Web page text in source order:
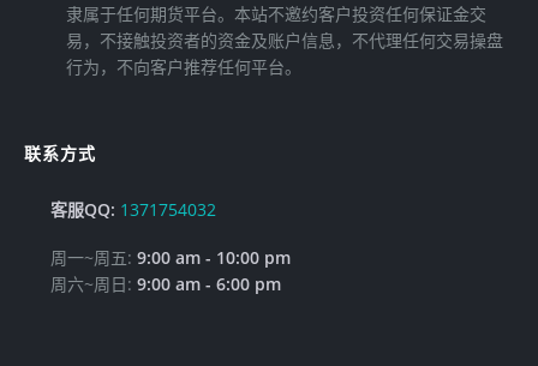
隶属于任何期货平台。本站不邀约客户投资任何保证金交
易，不接触投资者的资金及账户信息，不代理任何交易操盘
行为，不向客户推荐任何平台。
联系方式
客服QQ: 1371754032
周一~周五: 9:00 am - 10:00 pm
周六~周日: 9:00 am - 6:00 pm